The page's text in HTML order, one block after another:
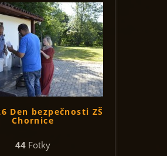
Den bezpečnosti ZŠ
Chornice
44 Fotky